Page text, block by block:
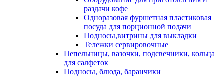
раздачи кофе
Одноразовая фуршетная пластиковая
посуда для порционной подачи
Подносы,витрины для выкладки
Тележки сервировочные
Пепельницы, вазочки, подсвечники, кольца
для салфеток
Подносы, блюда, баранчики